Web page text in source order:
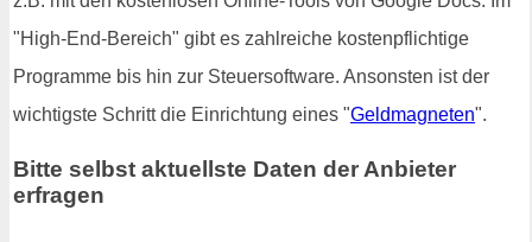
"High-End-Bereich" gibt es zahlreiche kostenpflichtige
Programme bis hin zur Steuersoftware. Ansonsten ist der
wichtigste Schritt die Einrichtung eines "Geldmagneten".
Bitte selbst aktuellste Daten der Anbieter
erfragen